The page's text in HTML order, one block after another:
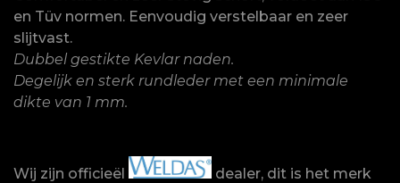
en Tüv normen. Eenvoudig verstelbaar en zeer
slijtvast.
Dubbel gestikte Kevlar naden.
Degelijk en sterk rundleder met een minimale
dikte van 1 mm.
Wij zijn officieël
dealer, dit is het merk